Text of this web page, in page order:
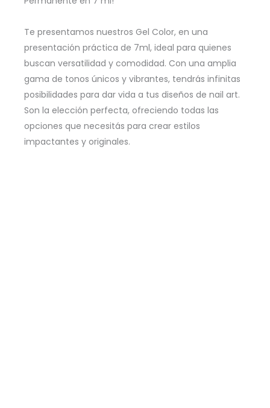
Te presentamos nuestros Gel Color, en una
presentación práctica de 7ml, ideal para quienes
buscan versatilidad y comodidad. Con una amplia
gama de tonos únicos y vibrantes, tendrás infinitas
posibilidades para dar vida a tus diseños de nail art.
Son la elección perfecta, ofreciendo todas las
opciones que necesitás para crear estilos
impactantes y originales.